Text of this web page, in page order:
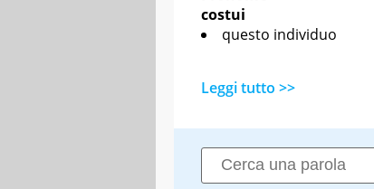
costui
questo individuo
Leggi tutto >>